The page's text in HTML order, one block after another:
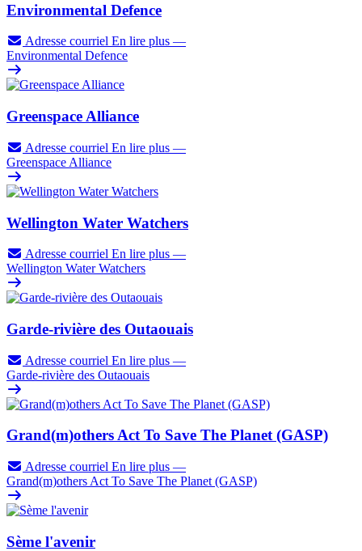
Environmental Defence
Adresse courriel En lire plus —
Environmental Defence
Greenspace Alliance
Adresse courriel En lire plus —
Greenspace Alliance
Wellington Water Watchers
Adresse courriel En lire plus —
Wellington Water Watchers
Garde-rivière des Outaouais
Adresse courriel En lire plus —
Garde-rivière des Outaouais
Grand(m)others Act To Save The Planet (GASP)
Adresse courriel En lire plus —
Grand(m)others Act To Save The Planet (GASP)
Sème l'avenir